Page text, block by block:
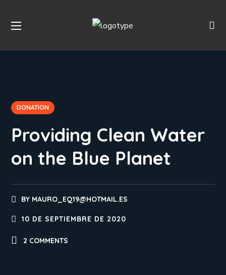
DONATION
Providing Clean Water
on the Blue Planet
BY MAURO_EQ19@HOTMAIL.ES
10 DE SEPTIEMBRE DE 2020
2 COMMENTS